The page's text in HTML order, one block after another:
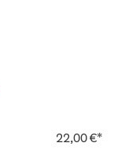
22,00 €*